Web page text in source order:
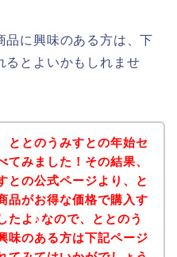
品に興味のある方は、下
るとよいかもしれませ
ととのうみすとの年始セ
てみました！その結果、
との公式ページより、と
品がお得な価格で購入す
たよ♪なので、ととのう
味のある方は下記ページ